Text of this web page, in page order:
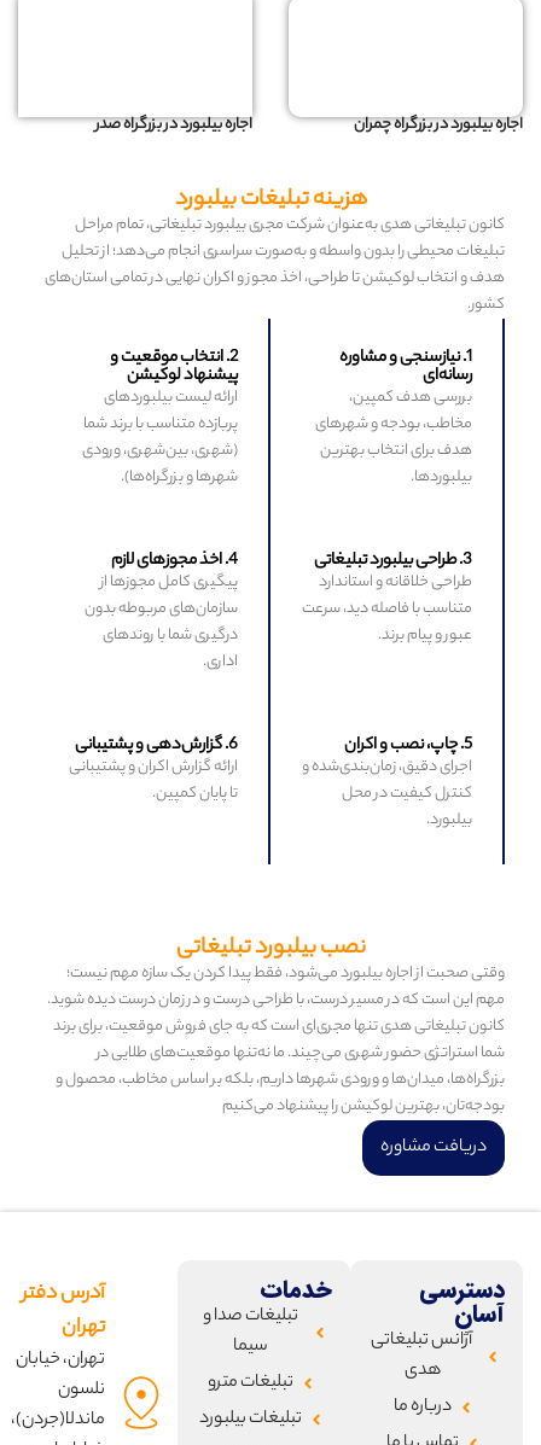
اجاره بیلبورد در بزرگراه چمران اجاره بیلبورد در بزرگراه صدر
هزینه تبلیغات بیلبورد
کانون تبلیغاتی هدی به‌عنوان شرکت مجری بیلبورد تبلیغاتی، تمام مراحل
تبلیغات محیطی را بدون واسطه و به‌صورت سراسری انجام می‌دهد؛ از تحلیل
هدف و انتخاب لوکیشن تا طراحی، اخذ مجوز و اکران نهایی در تمامی استان‌های
کشور.
1. نیازسنجی و مشاوره
رسانه‌ای
بررسی هدف کمپین،
مخاطب، بودجه و شهرهای
هدف برای انتخاب بهترین
بیلبوردها.
2. انتخاب موقعیت و
پیشنهاد لوکیشن
ارائه لیست بیلبوردهای
پربازده متناسب با برند شما
(شهری، بین‌شهری، ورودی
شهرها و بزرگراه‌ها).
3. طراحی بیلبورد تبلیغاتی
طراحی خلاقانه و استاندارد
متناسب با فاصله دید، سرعت
عبور و پیام برند.
4. اخذ مجوزهای لازم
پیگیری کامل مجوزها از
سازمان‌های مربوطه بدون
درگیری شما با روندهای
اداری.
5. چاپ، نصب و اکران
اجرای دقیق، زمان‌بندی‌شده و
کنترل کیفیت در محل
بیلبورد.
6. گزارش‌دهی و پشتیبانی
ارائه گزارش اکران و پشتیبانی
تا پایان کمپین.
نصب بیلبورد تبلیغاتی
وقتی صحبت از اجاره بیلبورد می‌شود، فقط پیدا کردن یک سازه مهم نیست؛
مهم این است که در مسیر درست، با طراحی درست و در زمان درست دیده شوید.
کانون تبلیغاتی هدی تنها مجری‌ای است که به جای فروش موقعیت، برای برند
شما استراتژی حضور شهری می‌چیند. ما نه‌تنها موقعیت‌های طلایی در
بزرگراه‌ها، میدان‌ها و ورودی شهرها داریم، بلکه بر اساس مخاطب، محصول و
بودجه‌تان، بهترین لوکیشن را پیشنهاد می‌کنیم
دریافت مشاوره
دسترسی
آسان
آژانس تبلیغاتی
هدی
درباره ما
خدمات
تبلیغات صدا و
سیما
تبلیغات مترو
تبلیغات بیلبورد
آدرس دفتر
تهران
تهران، خیابان
نلسون
ماندلا(جردن)،